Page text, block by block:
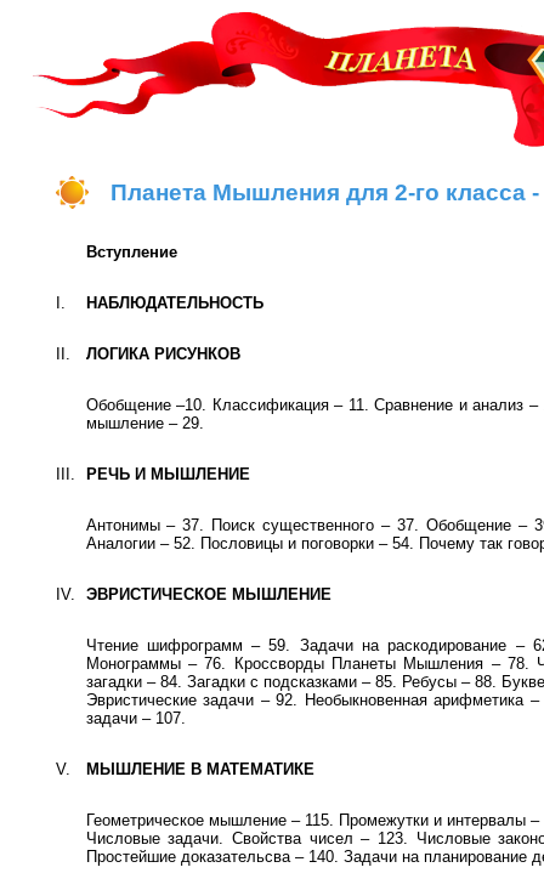
Планета Мышления для 2-го
Вступление
I. НАБЛЮДАТЕЛЬНОСТЬ
II. ЛОГИКА РИСУНКОВ
Обобщение –10. Классификация – 11. Сравнение и анализ
мышление – 29.
III. РЕЧЬ И МЫШЛЕНИЕ
Антонимы – 37. Поиск существенного – 37. Обобщение –
Аналогии – 52. Пословицы и поговорки – 54. Почему так
IV. ЭВРИСТИЧЕСКОЕ МЫШЛЕНИЕ
Чтение шифрограмм – 59. Задачи на раскодирование –
Монограммы – 76. Кроссворды Планеты Мышления – 78.
загадки – 84. Загадки с подсказками – 85. Ребусы – 88.
Эвристические задачи – 92. Необыкновенная
задачи – 107.
V. МЫШЛЕНИЕ В МАТЕМАТИКЕ
Геометрическое мышление – 115. Промежутки и интервалы
Числовые задачи. Свойства чисел – 123. Числовые
Простейшие доказательсва – 140. Задачи на планирование